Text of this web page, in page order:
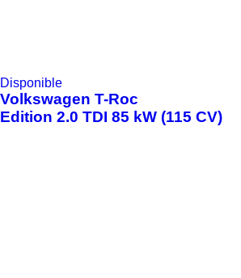
Disponible
Volkswagen T-Roc
Edition 2.0 TDI 85 kW (115 CV)